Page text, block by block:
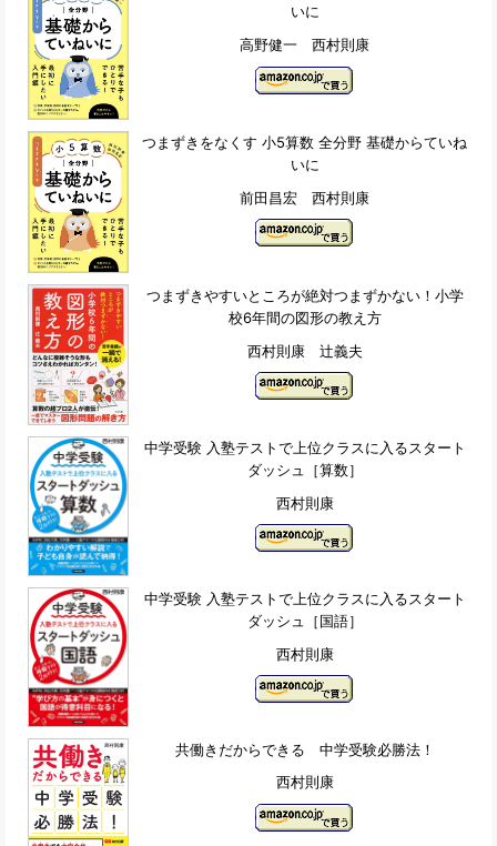
いに
高野健一 西村則康
つまずきをなくす 小5算数 全分野 基礎からていね
いに
前田昌宏 西村則康
つまずきやすいところが絶対つまずかない！小学
校6年間の図形の教え方
西村則康 辻義夫
中学受験 入塾テストで上位クラスに入るスタート
ダッシュ［算数］
西村則康
中学受験 入塾テストで上位クラスに入るスタート
ダッシュ［国語］
西村則康
共働きだからできる 中学受験必勝法！
西村則康